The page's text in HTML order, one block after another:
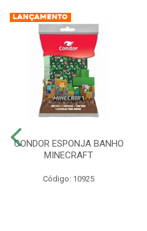
CONDOR ESPONJA BANHO
MINECRAFT
Código: 10925